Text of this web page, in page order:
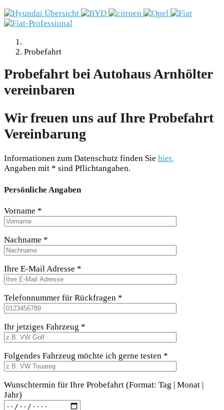
Probefahrt
Probefahrt bei Autohaus Arnhölter
vereinbaren
Wir freuen uns auf Ihre Probefahrt
Vereinbarung
Informationen zum Datenschutz finden Sie hier.
Angaben mit * sind Pflichtangaben.
Persönliche Angaben
Vorname *
Nachname *
Ihre E-Mail Adresse *
Telefonnummer für Rückfragen *
Ihr jetziges Fahrzeug *
Folgendes Fahrzeug möchte ich gerne testen *
Wunschtermin für Ihre Probefahrt (Format: Tag | Monat |
Jahr)